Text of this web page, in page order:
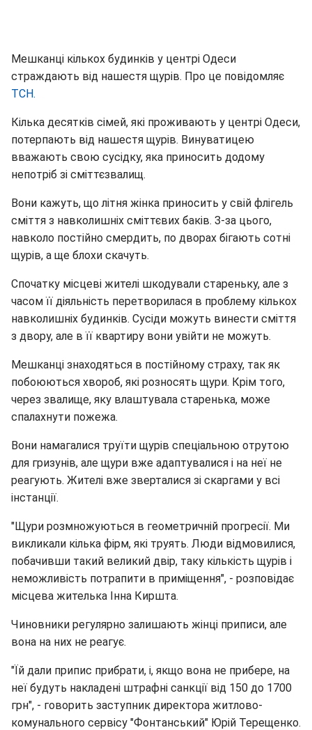
Мешканці кількох будинків у центрі Одеси
страждають від нашестя щурів. Про це повідомляє
ТСН.
Кілька десятків сімей, які проживають у центрі Одеси,
потерпають від нашестя щурів. Винуватицею
вважають свою сусідку, яка приносить додому
непотріб зі сміттєзвалищ.
Вони кажуть, що літня жінка приносить у свій флігель
сміття з навколишніх сміттєвих баків. З-за цього,
навколо постійно смердить, по дворах бігають сотні
щурів, а ще блохи скачуть.
Спочатку місцеві жителі шкодували стареньку, але з
часом її діяльність перетворилася в проблему кількох
навколишніх будинків. Сусіди можуть винести сміття
з двору, але в її квартиру вони увійти не можуть.
Мешканці знаходяться в постійному страху, так як
побоюються хвороб, які розносять щури. Крім того,
через звалище, яку влаштувала старенька, може
спалахнути пожежа.
Вони намагалися труїти щурів спеціальною отрутою
для гризунів, але щури вже адаптувалися і на неї не
реагують. Жителі вже зверталися зі скаргами у всі
інстанції.
"Щури розмножуються в геометричній прогресії. Ми
викликали кілька фірм, які труять. Люди відмовилися,
побачивши такий великий двір, таку кількість щурів і
неможливість потрапити в приміщення", - розповідає
місцева жителька Інна Киршта.
Чиновники регулярно залишають жінці приписи, але
вона на них не реагує.
"Їй дали припис прибрати, і, якщо вона не прибере, на
неї будуть накладені штрафні санкції від 150 до 1700
грн", - говорить заступник директора житлово-
комунального сервісу "Фонтанський" Юрій Терещенко.